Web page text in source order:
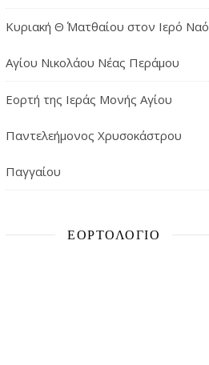
Κυριακή Θ΄ Ματθαίου στον Ιερό Ναό
Αγίου Νικολάου Νέας Περάμου
Εορτή της Ιεράς Μονής Αγίου
Παντελεήμονος Χρυσοκάστρου
Παγγαίου
ΕΟΡΤΟΛΌΓΙΟ